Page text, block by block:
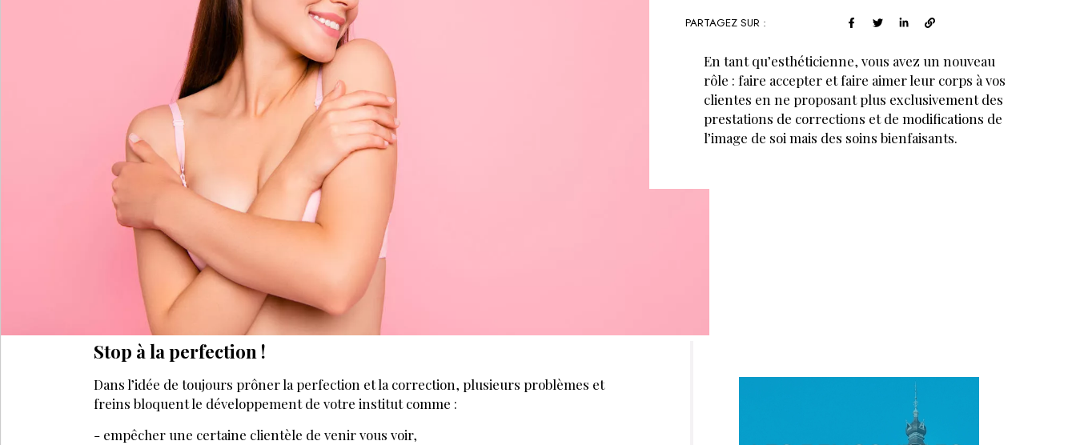
PARTAGEZ SUR :
En tant qu’esthéticienne, vous avez un nouveau
rôle : faire accepter et faire aimer leur corps à vos
clientes en ne proposant plus exclusivement des
prestations de corrections et de modifications de
l’image de soi mais des soins bienfaisants.
Stop à la perfection !
Dans l’idée de toujours prôner la perfection et la correction, plusieurs problèmes et
freins bloquent le développement de votre institut comme :
- empêcher une certaine clientèle de venir vous voir,